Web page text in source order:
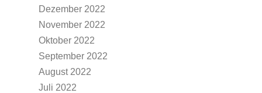
Dezember 2022
November 2022
Oktober 2022
September 2022
August 2022
Juli 2022